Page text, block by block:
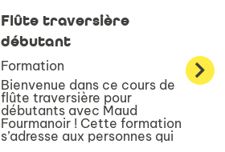
Flûte traversière
débutant
Formation
Bienvenue dans ce cours de
flûte traversière pour
débutants avec Maud
Fourmanoir ! Cette formation
s’adresse aux personnes qui
souhaitent apprendre à jouer